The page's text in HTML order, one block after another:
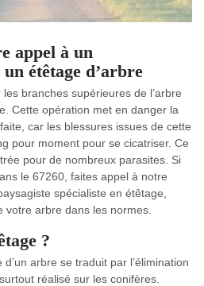
appel à un
étêtage d’arbre
branches supérieures de l’arbre
Cette opération met en danger la
car les blessures issues de cette
pour moment pour se cicatriser. Ce
pour de nombreux parasites. Si
le 67260, faites appel à notre
spécialiste en étêtage,
votre arbre dans les normes.
?
arbre se traduit par l’élimination
réalisé sur les conifères.